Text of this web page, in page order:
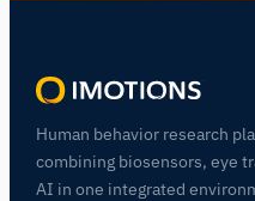
Human behavior research
combining biosensors, eye
AI in one integrated